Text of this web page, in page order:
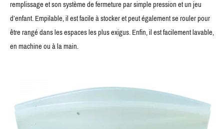
remplissage et son système de fermeture par simple pression et un jeu
d’enfant. Empilable, il est facile à stocker et peut également se rouler pour
être rangé dans les espaces les plus exigus. Enfin, il est facilement lavable,
en machine ou à la main.